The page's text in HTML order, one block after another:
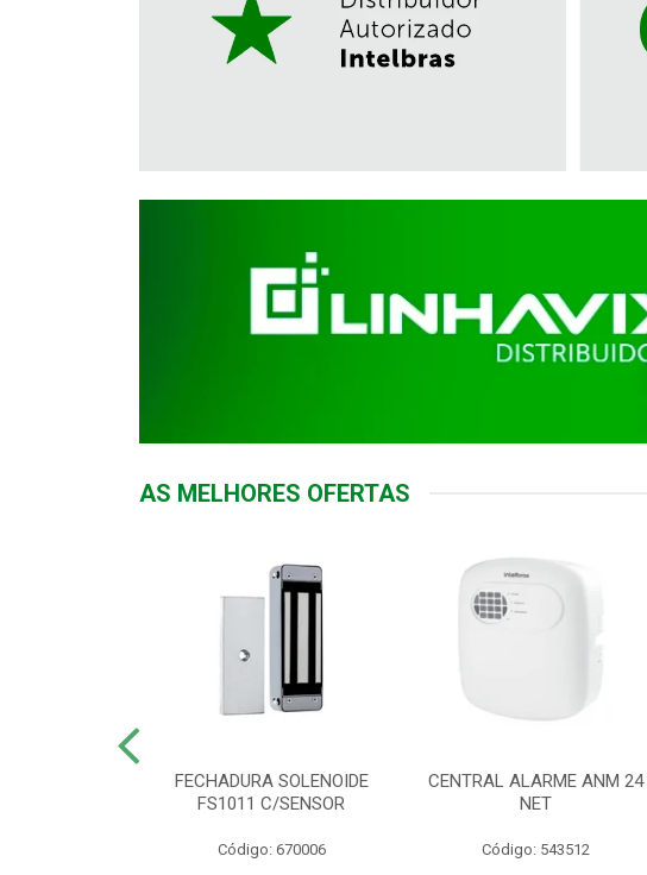
AS MELHORES OFERTAS
FECHADURA SOLENOIDE
FS1011 C/SENSOR
Código: 670006
CENTRAL ALARME ANM 24
NET
Código: 543512